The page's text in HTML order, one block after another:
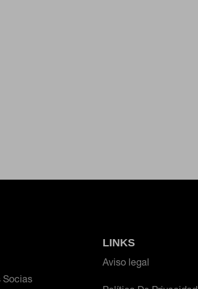
Socias
LINKS
Aviso legal
puedes consultar nuestra